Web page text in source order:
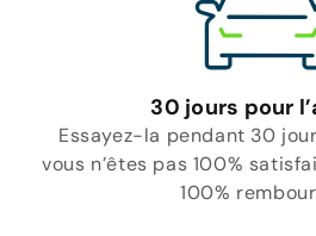
30 jours pour
Essayez-la pendant 30
vous n’êtes pas 100%
100%